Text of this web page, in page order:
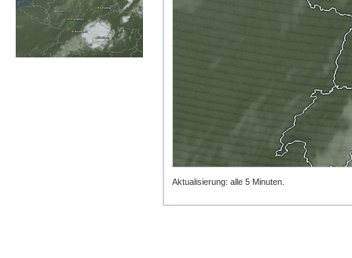
Aktualisierung: alle 5 Minuten.